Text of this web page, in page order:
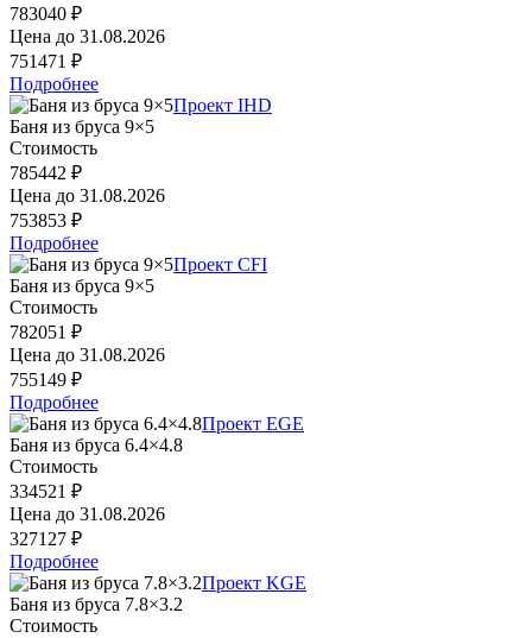
783040 ₽
Цена до 31.08.2026
751471 ₽
Подробнее
Проект IHD
Баня из бруса 9×5
Стоимость
785442 ₽
Цена до 31.08.2026
753853 ₽
Подробнее
Проект CFI
Баня из бруса 9×5
Стоимость
782051 ₽
Цена до 31.08.2026
755149 ₽
Подробнее
Проект EGE
Баня из бруса 6.4×4.8
Стоимость
334521 ₽
Цена до 31.08.2026
327127 ₽
Подробнее
Проект KGE
Баня из бруса 7.8×3.2
Стоимость